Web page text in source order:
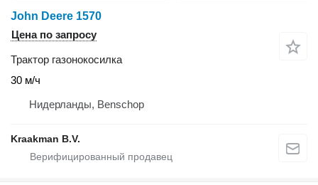
John Deere 1570
Цена по запросу
Трактор газонокосилка
30 м/ч
Нидерланды, Benschop
Kraakman B.V.